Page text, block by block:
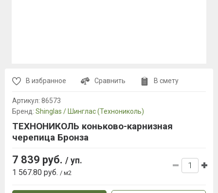
В избранное Сравнить В смету
Артикул: 86573
Бренд: Shinglas / Шинглас (Технониколь)
ТЕХНОНИКОЛЬ коньково-карнизная
черепица Бронза
7 839 руб. / уп.
1 567.80 руб. / м2